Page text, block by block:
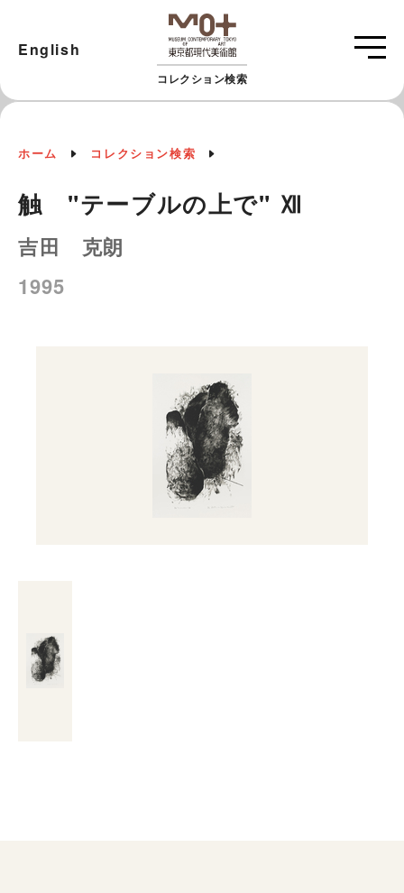
コレクション検索
English
ホーム コレクション検索
触 "テーブルの上で" Ⅻ
吉田 克朗
1995